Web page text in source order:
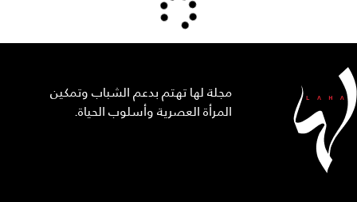
مجلة لها تهتم بدعم الشباب وتمكين
المرأة العصرية وأسلوب الحياة.